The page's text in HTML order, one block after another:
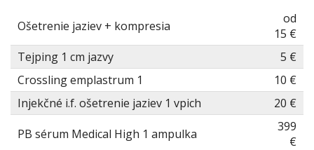
Ošetrenie jaziev + kompresia
od
15 €
Tejping 1 cm jazvy
5 €
Crossling emplastrum 1
10 €
Injekčné i.f. ošetrenie jaziev 1 vpich
20 €
PB sérum Medical High 1 ampulka
399
€